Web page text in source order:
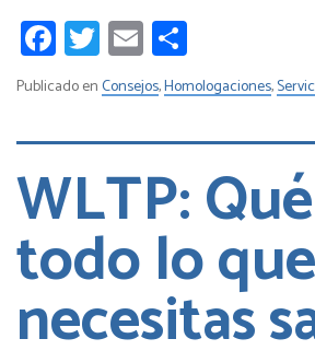
Facebook
Twitter
Email
Publicado enConsejos,Homologaciones,
WLTP:
todo lo que
necesitas